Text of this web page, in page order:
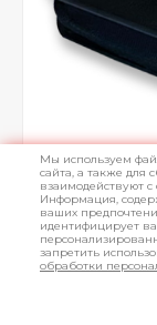
Мы используем
сайта, а также для
взаимодействуют
Информация,
ваших
идентифицирует
запретить
обработки